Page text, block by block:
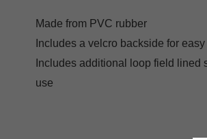
Made from PVC rubber
Includes a velcro backside for
Includes additional loop field lined
use